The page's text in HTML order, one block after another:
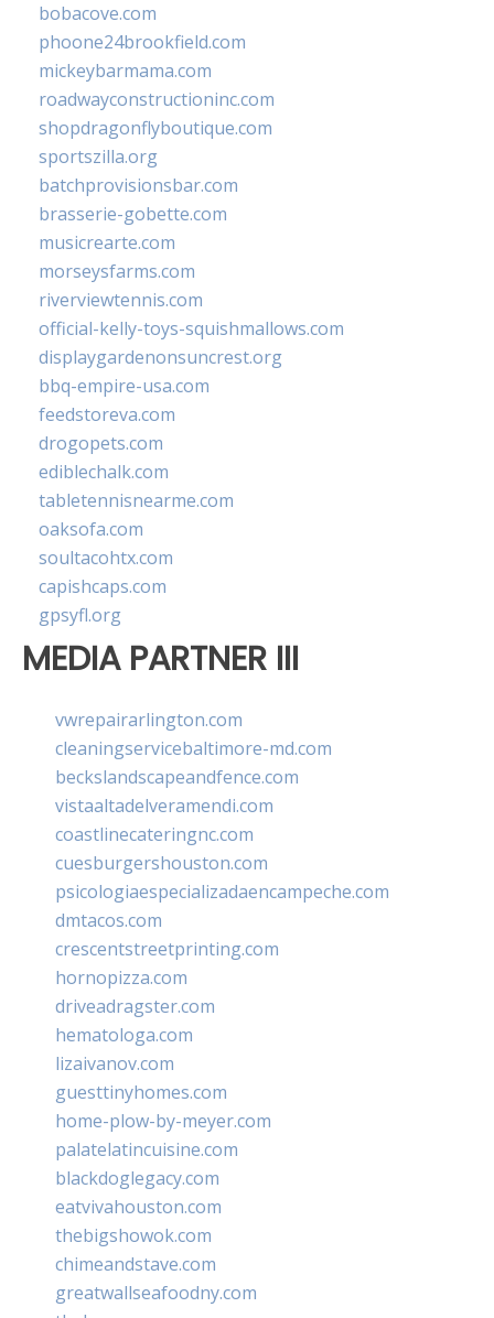
bobacove.com
phoone24brookfield.com
mickeybarmama.com
roadwayconstructioninc.com
shopdragonflyboutique.com
sportszilla.org
batchprovisionsbar.com
brasserie-gobette.com
musicrearte.com
morseysfarms.com
riverviewtennis.com
official-kelly-toys-squishmallows.com
displaygardenonsuncrest.org
bbq-empire-usa.com
feedstoreva.com
drogopets.com
ediblechalk.com
tabletennisnearme.com
oaksofa.com
soultacohtx.com
capishcaps.com
gpsyfl.org
MEDIA PARTNER III
vwrepairarlington.com
cleaningservicebaltimore-md.com
beckslandscapeandfence.com
vistaaltadelveramendi.com
coastlinecateringnc.com
cuesburgershouston.com
psicologiaespecializadaencampeche.com
dmtacos.com
crescentstreetprinting.com
hornopizza.com
driveadragster.com
hematologa.com
lizaivanov.com
guesttinyhomes.com
home-plow-by-meyer.com
palatelatincuisine.com
blackdoglegacy.com
eatvivahouston.com
thebigshowok.com
chimeandstave.com
greatwallseafoodny.com